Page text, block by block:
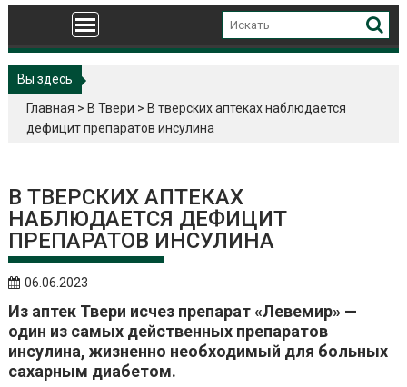
Вы здесь
Главная > В Твери > В тверских аптеках наблюдается
дефицит препаратов инсулина
В ТВЕРСКИХ АПТЕКАХ
НАБЛЮДАЕТСЯ ДЕФИЦИТ
ПРЕПАРАТОВ ИНСУЛИНА
06.06.2023
Из аптек Твери исчез препарат «Левемир» —
один из самых действенных препаратов
инсулина, жизненно необходимый для больных
сахарным диабетом.